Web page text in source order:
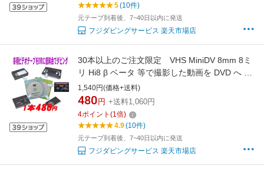
5(10件)
元テープ到着後、7~40日以内に発送
フジダビングサービス 楽天市場店
30本以上のご注文限定 VHS MiniDV 8mm 8ミ
リ Hi8 β ベータ 等で撮影した動画を DVD へ ダ
ビング ビデオテープ
1,540円(価格+送料)
480 円 +送料1,060円
4ポイント (1倍)
4.9(10件)
元テープ到着後、7~40日以内に発送
フジダビングサービス 楽天市場店